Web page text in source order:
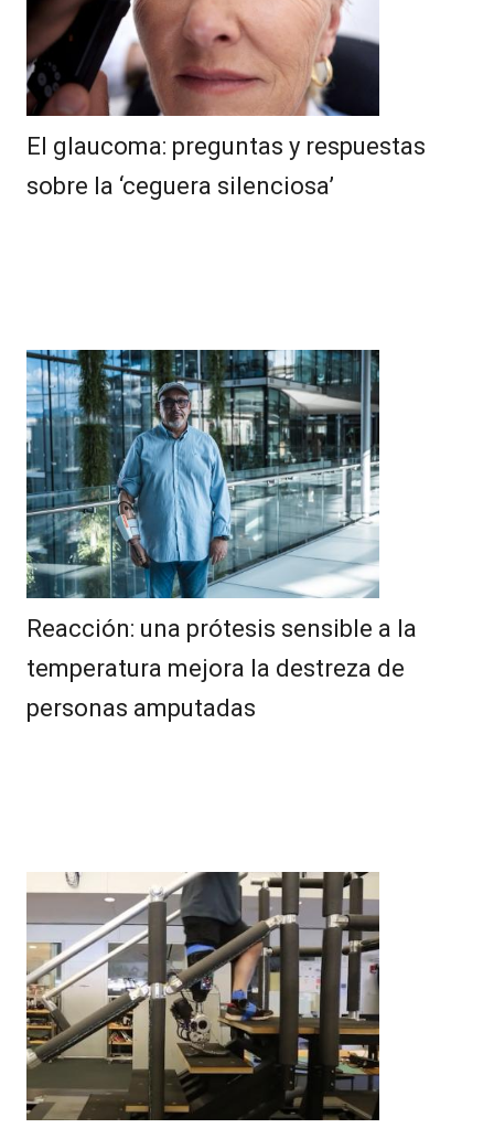
El glaucoma: preguntas y respuestas
sobre la ‘ceguera silenciosa’
Reacción: una prótesis sensible a la
temperatura mejora la destreza de
personas amputadas